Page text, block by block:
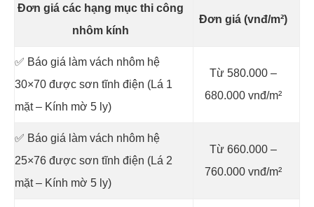
Đơn giá các hạng mục thi công
nhôm kính
Đơn giá (vnđ/m²)
✅ Báo giá làm vách nhôm hệ
30×70 được sơn tĩnh điện (Lá 1
mặt – Kính mờ 5 ly)
Từ 580.000 –
680.000 vnđ/m²
✅ Báo giá làm vách nhôm hệ
25×76 được sơn tĩnh điện (Lá 2
mặt – Kính mờ 5 ly)
Từ 660.000 –
760.000 vnđ/m²